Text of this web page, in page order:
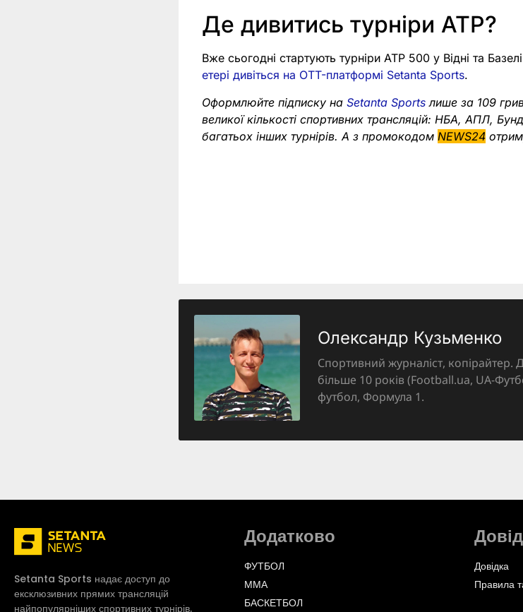
Де дивитись турніри ATP?
Вже сьогодні стартують турніри ATP 500 у Відні та
етері дивіться на OTT-платформі Setanta Sports.
Оформлюйте підписку наSetanta Sports лише за 109
великої кількості спортивних трансляцій: НБА, АПЛ,
багатьох інших турнірів. А з промокодом NEWS24
Олександр Кузьменко
Спортивний журналіст, копірайтер.
більше 10 років (Football.ua, UA-
футбол, Формула 1.
Setanta Sports надає доступ до
ексклюзивних прямих трансляцій
найпопулярніших спортивних турнірів.
Додатково
ФУТБОЛ
ММА
БАСКЕТБОЛ
Довідка
Правила